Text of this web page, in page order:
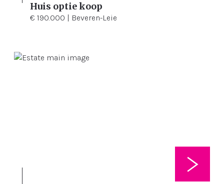
3 175 m²
Huis optie koop
€ 190.000 | Beveren-Leie